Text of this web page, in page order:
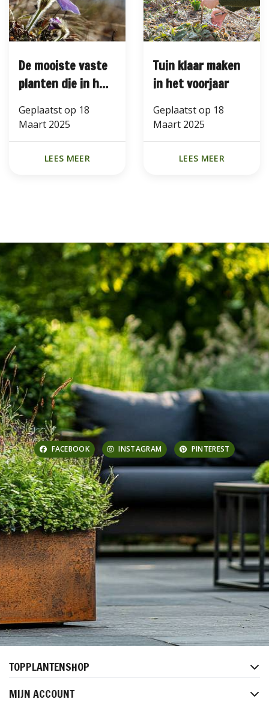
De mooiste vaste
planten die in het
vroege voorjaar
bloeien
Geplaatst op 18
Maart 2025
LEES MEER
Tuin klaar maken
in het voorjaar
Geplaatst op 18
Maart 2025
LEES MEER
FACEBOOK INSTAGRAM PINTEREST
TOPPLANTENSHOP
MIJN ACCOUNT